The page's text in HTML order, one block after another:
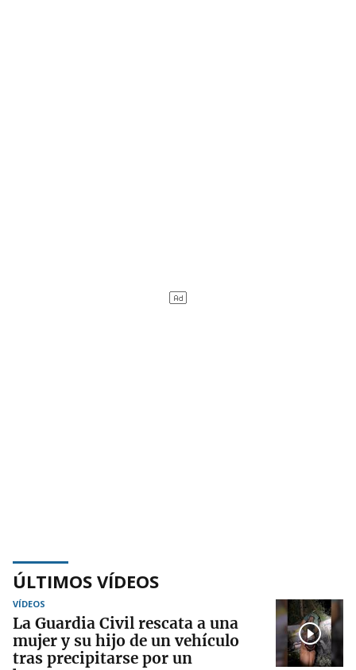
ÚLTIMOS VÍDEOS
VÍDEOS
La Guardia Civil rescata a una
mujer y su hijo de un vehículo
tras precipitarse por un